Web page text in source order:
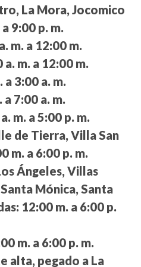
La Mora, Jocomico
9:00 p. m.
m. a 12:00 m.
a. m. a 12:00 m.
a 3:00 a. m.
a 7:00 a. m.
m. a 5:00 p. m.
de Tierra, Villa San
m. a 6:00 p. m.
Ángeles, Villas
Mónica, Santa
12:00 m. a 6:00 p.
m. a 6:00 p. m.
alta, pegado a La